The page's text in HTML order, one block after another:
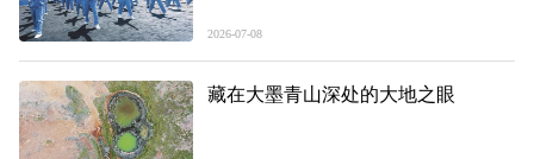
2026-07-08
藏在大墨青山深处的大地之眼